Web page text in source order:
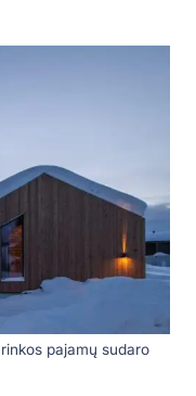
pajamų sudaro